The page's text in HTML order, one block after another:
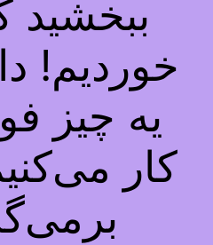
ببخشید
خوردیم!
یه چیز
کار